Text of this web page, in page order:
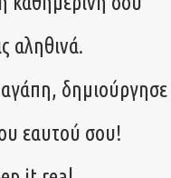
αληθινά.
δημιούργησε
εαυτού σου!